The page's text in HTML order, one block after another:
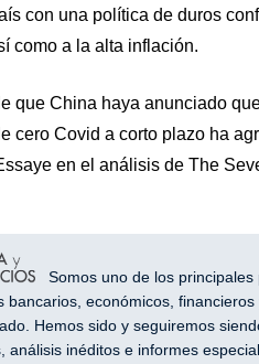
con una política de duros
como a la alta inflación.
que China haya anunciado
cero Covid a corto plazo ha
en el análisis de The
Somos uno de los
bancarios, económicos,
Hemos sido y seguiremos
análisis inéditos e informes